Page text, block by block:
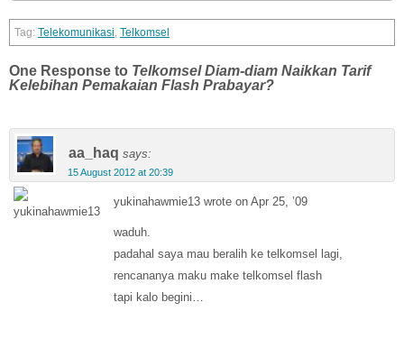
Telekomunikasi, Telkomsel
One Response to Telkomsel Diam-diam Naikkan Tarif
Kelebihan Pemakaian Flash Prabayar?
aa_haq says:
15 August 2012 at 20:39
yukinahawmie13 wrote on Apr 25, ’09
waduh.
padahal saya mau beralih ke telkomsel lagi,
rencananya maku make telkomsel flash
tapi kalo begini…